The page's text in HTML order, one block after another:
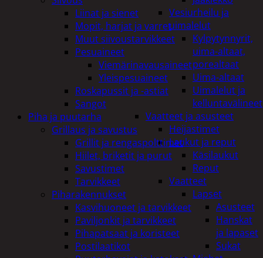
Vesiurheilu ja
uimalelut
Kylpytynnyrit,
uima-altaat,
porealtaat
Uima-altaat
Uimalelut ja
kelluntavälineet
Vaatteet ja asusteet
Heijastimet
Laukut ja reput
Käsilaukut
Reput
Vaatteet
Lapset
Asusteet
Hanskat
ja lapaset
Sukat
Liinat ja sienet
Mopit, harjat ja varret
Muut siivoustarvikkeet
Pesuaineet
Viemärinavausaineet
Yleispesuaineet
Roskapussit ja -astiat
Sangot
Piha ja puutarha
Grillaus ja savustus
Grillit ja rengaspolttimet
Hiilet, briketit ja purut
Savustimet
Tarvikkeet
Piharakennukset
Kasvihuoneet ja tarvikkeet
Paviljonkit ja tarvikkeet
Pihapatsaat ja koristeet
Postilaatikot